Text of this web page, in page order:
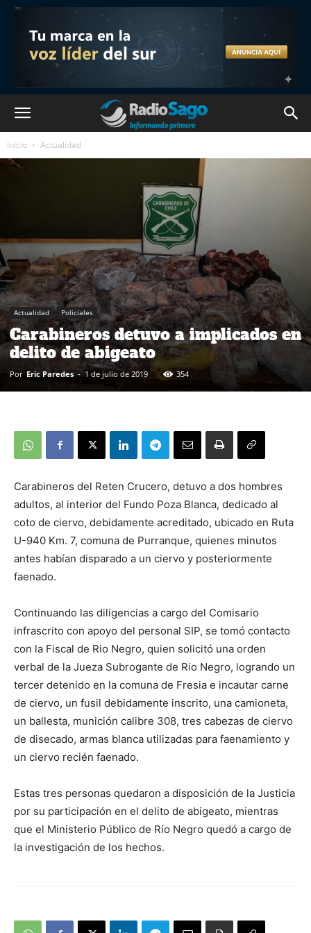
Inicio Actualidad
Actualidad Policiales
Carabineros detuvo a implicados en
delito de abigeato
Por Eric Paredes - 1 de julio de 2019 354
Carabineros del Reten Crucero, detuvo a dos hombres
adultos, al interior del Fundo Poza Blanca, dedicado al
coto de ciervo, debidamente acreditado, ubicado en Ruta
U-940 Km. 7, comuna de Purranque, quienes minutos
antes habían disparado a un ciervo y posteriormente
faenado.
Continuando las diligencias a cargo del Comisario
infrascrito con apoyo del personal SIP, se tomó contacto
con la Fiscal de Rio Negro, quien solicitó una orden
verbal de la Jueza Subrogante de Rio Negro, logrando un
tercer detenido en la comuna de Fresia e incautar carne
de ciervo, un fusil debidamente inscrito, una camioneta,
un ballesta, munición calibre 308, tres cabezas de ciervo
de disecado, armas blanca utilizadas para faenamiento y
un ciervo recién faenado.
Estas tres personas quedaron a disposición de la Justicia
por su participación en el delito de abigeato, mientras
que el Ministerio Público de Río Negro quedó a cargo de
la investigación de los hechos.